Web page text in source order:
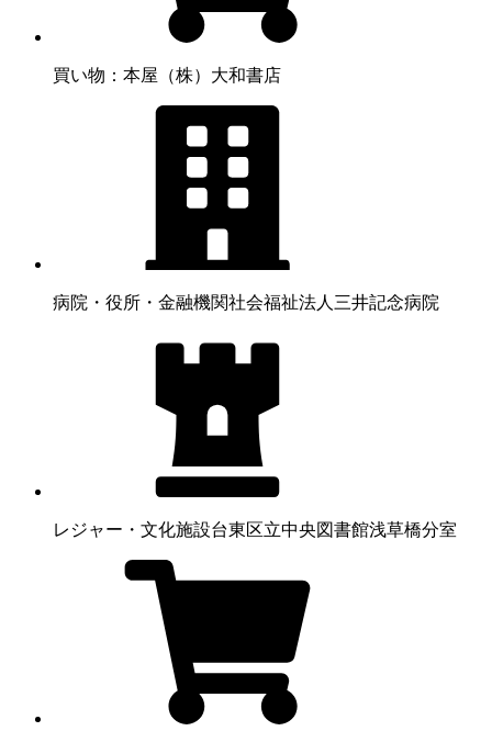
買い物：本屋 （株）大和書店
病院・役所・金融機関社会福祉法人三井記念病院
レジャー・文化施設台東区立中央図書館浅草橋分室